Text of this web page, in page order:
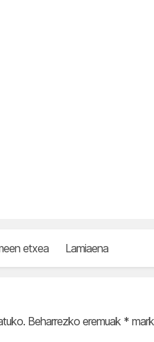
etxea Lamiaena
Beharrezko eremuak *